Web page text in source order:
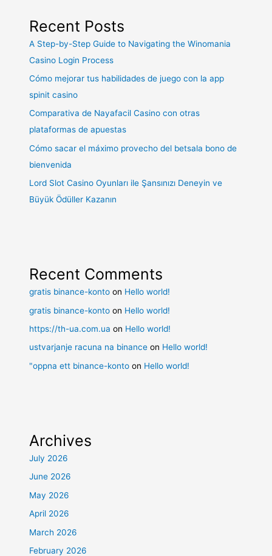
Recent Posts
A Step-by-Step Guide to Navigating the Winomania
Casino Login Process
Cómo mejorar tus habilidades de juego con la app
spinit casino
Comparativa de Nayafacil Casino con otras
plataformas de apuestas
Cómo sacar el máximo provecho del betsala bono de
bienvenida
Lord Slot Casino Oyunları ile Şansınızı Deneyin ve
Büyük Ödüller Kazanın
Recent Comments
gratis binance-konto on Hello world!
gratis binance-konto on Hello world!
https://th-ua.com.ua on Hello world!
ustvarjanje racuna na binance on Hello world!
"oppna ett binance-konto on Hello world!
Archives
July 2026
June 2026
May 2026
April 2026
March 2026
February 2026